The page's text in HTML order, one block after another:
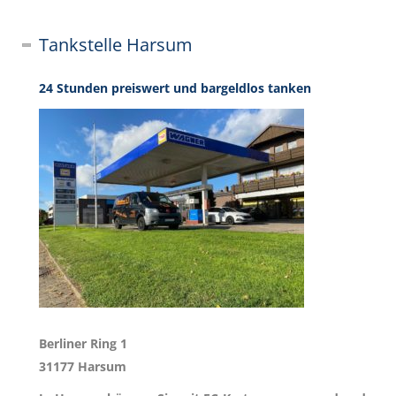
Tankstelle Harsum
24 Stunden preiswert und bargeldlos tanken
Berliner Ring 1
31177 Harsum